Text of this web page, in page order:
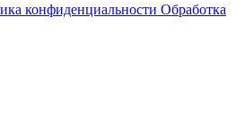
конфиденциальности Обработка